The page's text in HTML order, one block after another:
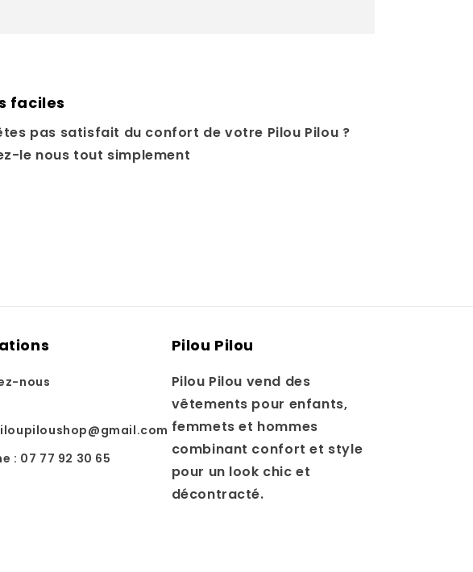
faciles
pas satisfait du confort de votre Pilou Pilou ?
le nous tout simplement
nous
: 07 77 92 30 65
Pilou Pilou
Pilou Pilou vend des
vêtements pour enfants,
femmets et hommes
combinant confort et style
pour un look chic et
décontracté.